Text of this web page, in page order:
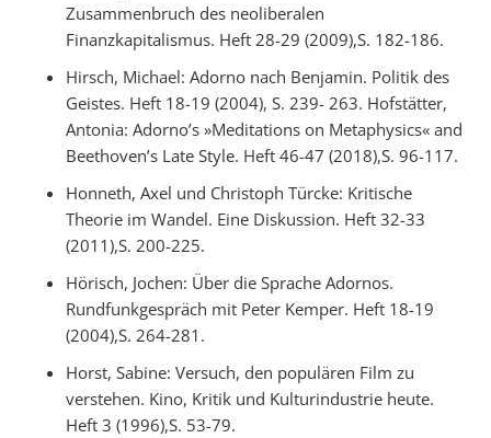
Zusammenbruch des neoliberalen
Finanzkapitalismus. Heft 28-29 (2009),S. 182-186.
Hirsch, Michael: Adorno nach Benjamin. Politik des
Geistes. Heft 18-19 (2004), S. 239- 263. Hofstätter,
Antonia: Adorno’s »Meditations on Metaphysics« and
Beethoven’s Late Style. Heft 46-47 (2018),S. 96-117.
Honneth, Axel und Christoph Türcke: Kritische
Theorie im Wandel. Eine Diskussion. Heft 32-33
(2011),S. 200-225.
Hörisch, Jochen: Über die Sprache Adornos.
Rundfunkgespräch mit Peter Kemper. Heft 18-19
(2004),S. 264-281.
Horst, Sabine: Versuch, den populären Film zu
verstehen. Kino, Kritik und Kulturindustrie heute.
Heft 3 (1996),S. 53-79.